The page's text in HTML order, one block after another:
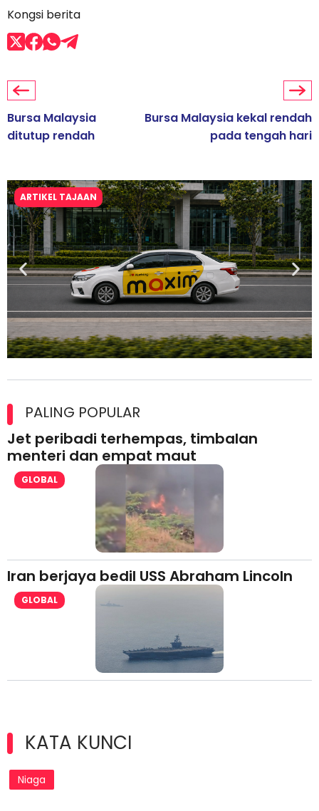
Kongsi berita
Bursa Malaysia
ditutup rendah
Bursa Malaysia kekal rendah
pada tengah hari
ARTIKEL TAJAAN
lesen separuh pertama 2026
PALING POPULAR
Jet peribadi terhempas, timbalan
menteri dan empat maut
GLOBAL
Iran berjaya bedil USS Abraham Lincoln
GLOBAL
KATA KUNCI
Niaga